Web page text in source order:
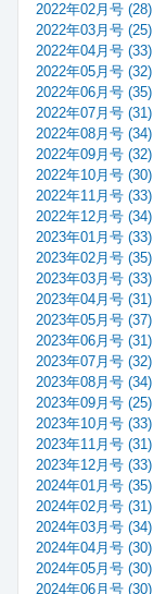
2022年02月号 (28)
2022年03月号 (25)
2022年04月号 (33)
2022年05月号 (32)
2022年06月号 (35)
2022年07月号 (31)
2022年08月号 (34)
2022年09月号 (32)
2022年10月号 (30)
2022年11月号 (33)
2022年12月号 (34)
2023年01月号 (33)
2023年02月号 (35)
2023年03月号 (33)
2023年04月号 (31)
2023年05月号 (37)
2023年06月号 (31)
2023年07月号 (32)
2023年08月号 (34)
2023年09月号 (25)
2023年10月号 (33)
2023年11月号 (31)
2023年12月号 (33)
2024年01月号 (35)
2024年02月号 (31)
2024年03月号 (34)
2024年04月号 (30)
2024年05月号 (30)
2024年06月号 (30)